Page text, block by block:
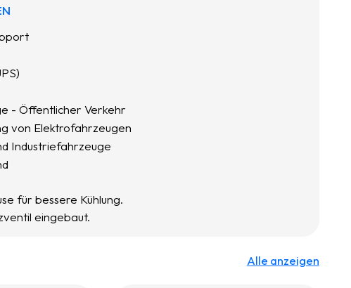
- Öffentlicher Verkehr
von Elektrofahrzeugen
Industriefahrzeuge
für bessere Kühlung.
eingebaut.
Alle anzeigen